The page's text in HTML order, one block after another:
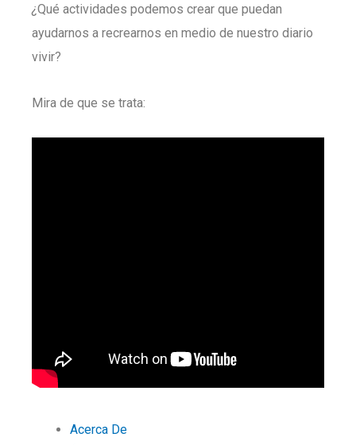
¿Qué actividades podemos crear que puedan
ayudarnos a recrearnos en medio de nuestro diario
vivir?
Mira de que se trata:
Acerca De